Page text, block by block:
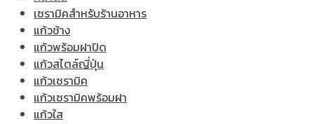
เซรามิคสำหรับร้านอาหาร
แก้วช้าง
แก้วพร้อมฝาปิด
แก้วสไตล์ญี่ปุ่น
แก้วเซรามิค
แก้วเซรามิคพร้อมฝา
แก้วใส